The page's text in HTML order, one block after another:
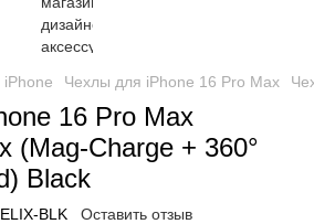
Чехлы для iPhone 16 Pro Max
16 Pro Max
(Mag-Charge + 360°
Black
BLK Оставить отзыв